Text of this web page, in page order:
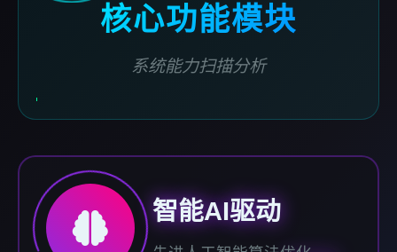
核心功能模块
系统能力扫描分析
智能AI驱动